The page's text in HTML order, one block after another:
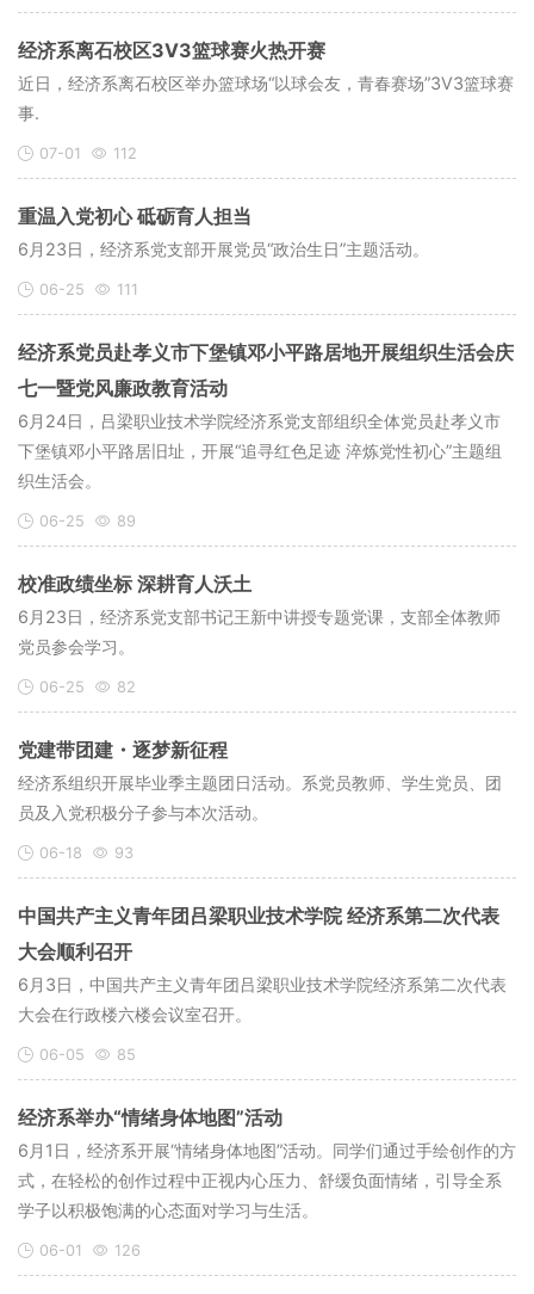
经济系离石校区3V3篮球赛火热开赛
近日，经济系离石校区举办篮球场“以球会友，青春赛场”3V3篮球赛
事.
07-01 112
重温入党初心 砥砺育人担当
6月23日，经济系党支部开展党员“政治生日”主题活动。
06-25 111
经济系党员赴孝义市下堡镇邓小平路居地开展组织生活会庆
七一暨党风廉政教育活动
6月24日，吕梁职业技术学院经济系党支部组织全体党员赴孝义市
下堡镇邓小平路居旧址，开展“追寻红色足迹 淬炼党性初心”主题组
织生活会。
06-25 89
校准政绩坐标 深耕育人沃土
6月23日，经济系党支部书记王新中讲授专题党课，支部全体教师
党员参会学习。
06-25 82
党建带团建・逐梦新征程
经济系组织开展毕业季主题团日活动。系党员教师、学生党员、团
员及入党积极分子参与本次活动。
06-18 93
中国共产主义青年团吕梁职业技术学院 经济系第二次代表
大会顺利召开
6月3日，中国共产主义青年团吕梁职业技术学院经济系第二次代表
大会在行政楼六楼会议室召开。
06-05 85
经济系举办“情绪身体地图”活动
6月1日，经济系开展“情绪身体地图”活动。同学们通过手绘创作的方
式，在轻松的创作过程中正视内心压力、舒缓负面情绪，引导全系
学子以积极饱满的心态面对学习与生活。
06-01 126